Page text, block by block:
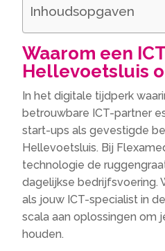
Inhoudsopgaven
Waarom een
Hellevoetsluis
In het digitale tijdperk
betrouwbare ICT-partner
start-ups als gevestigde
Hellevoetsluis.​ Bij
technologie de
dagelijkse bedrijfsvoering.​
als jouw ICT-specialist in
scala aan oplossingen om
houden.​